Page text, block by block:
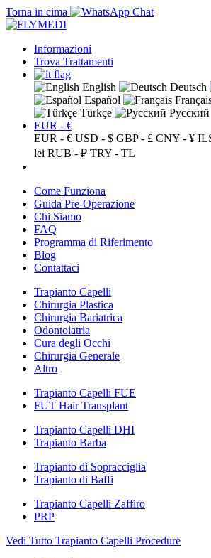
Torna in cima
Informazioni
Trova Trattamenti
English Deutsch
Español
Türkçe
Русский
EUR - €
EUR - € USD - $ GBP - £ CNY - ¥
lei RUB - ₽ TRY - TL
Come Funziona
Guida Pre-Operazione
Chi Siamo
FAQ
Programma di Riferimento
Blog
Contattaci
Trapianto Capelli
Chirurgia Plastica
Chirurgia Bariatrica
Odontoiatria
Cura degli Occhi
Chirurgia Generale
Altro
Trapianto Capelli FUE
FUT Hair Transplant
Trapianto Capelli DHI
Trapianto Barba
Trapianto di Sopracciglia
Trapianto di Baffi
Trapianto Capelli Zaffiro
PRP
Vedi Tutto Trapianto Capelli Procedure